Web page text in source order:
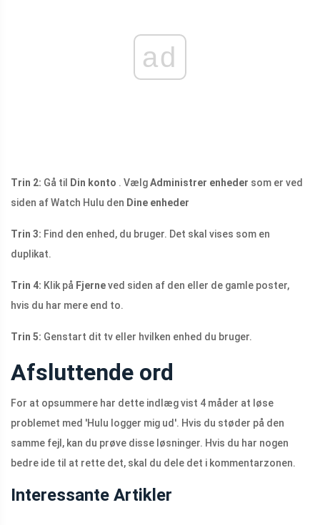
ad
Trin 2: Gå til Din konto . VælgAdministrer enheder som er ved
siden af ​​Watch Hulu den Dine enheder
Trin 3: Find den enhed, du bruger. Det skal vises som en
duplikat.
Trin 4: Klik på Fjerneved siden af ​​den eller de gamle poster,
hvis du har mere end to.
Trin 5: Genstart dit tv eller hvilken enhed du bruger.
Afsluttende ord
For at opsummere har dette indlæg vist 4 måder at løse
problemet med 'Hulu logger mig ud'. Hvis du støder på den
samme fejl, kan du prøve disse løsninger. Hvis du har nogen
bedre ide til at rette det, skal du dele det i kommentarzonen.
Interessante Artikler